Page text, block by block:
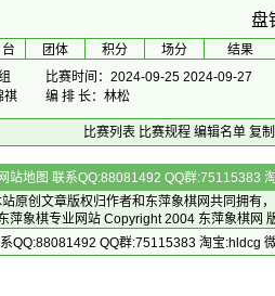
盘
台 团体 积分 场分
结果
比赛时间：2024-09-25 2024-09-27
祺
编 排 长：林松
比赛列表 比赛规程 编辑名单 复
站地图 联系QQ:88081492 QQ群:75115383
原创文章版权归作者和 东萍象棋网共同拥有
萍象棋专业网站 Copyright 2004 东萍象棋网
QQ:88081492 QQ群:75115383 淘宝:hldcg